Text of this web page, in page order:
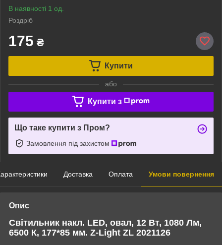
В наявності 1 од.
Роздріб
175 ₴
Купити
або
Купити з
Що таке купити з Пром?
Замовлення під захистом
Доставка Оплата Умови повернення
Опис
Світильник накл. LED, овал, 12 Вт, 1080 Лм,
6500 К, 177*85 мм. Z-Light ZL 2021126